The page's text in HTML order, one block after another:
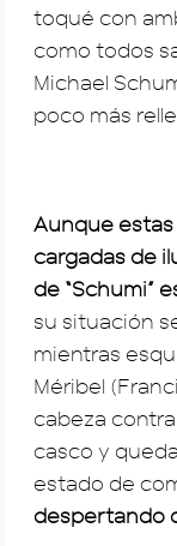
toqué con
como todos
Michael
poco más
Aunque
cargadas de
de “Schumi”
su situación
mientras
Méribel
cabeza
casco y
estado de
despertando